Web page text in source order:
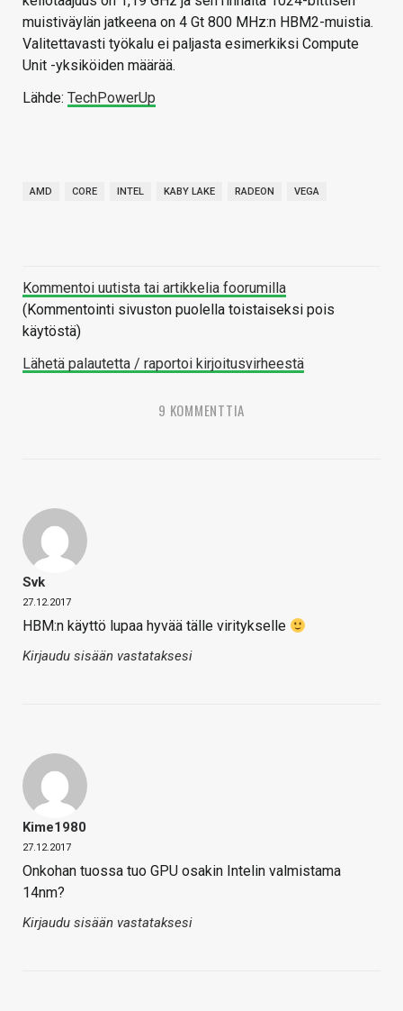
muistiväylän jatkeena on 4 Gt 800 MHz:n HBM2-muistia.
Valitettavasti työkalu ei paljasta esimerkiksi Compute
Unit -yksiköiden määrää.
Lähde: TechPowerUp
AMD CORE INTEL KABY LAKE RADEON VEGA
Kommentoi uutista tai artikkelia foorumilla
(Kommentointi sivuston puolella toistaiseksi pois
käytöstä)
Lähetä palautetta / raportoi kirjoitusvirheestä
9 KOMMENTTIA
Svk
27.12.2017
HBM:n käyttö lupaa hyvää tälle viritykselle
Kirjaudu sisään vastataksesi
Kime1980
27.12.2017
Onkohan tuossa tuo GPU osakin Intelin valmistama
14nm?
Kirjaudu sisään vastataksesi